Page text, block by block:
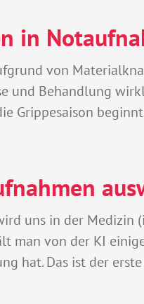
in
von
und Behandlung
Grippesaison
uns in der Medizin
man von der KI
hat. Das ist der